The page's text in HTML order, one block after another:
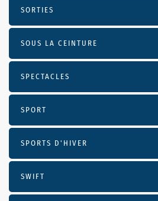
SORTIES
SOUS LA CEINTURE
SPECTACLES
SPORT
SPORTS D'HIVER
SWIFT